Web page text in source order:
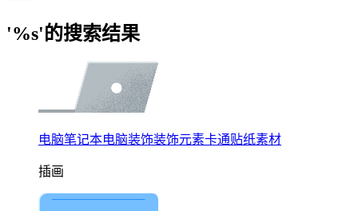
'%s'的搜索结果
电脑笔记本电脑装饰装饰元素卡通贴纸素材
插画